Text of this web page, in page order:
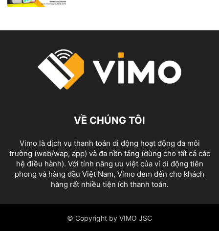
VỀ CHÚNG TÔI
Vimo là dịch vụ thanh toán di động hoạt động đa môi
trường (web/wap, app) và đa nền tảng (dùng cho tất cả các
hệ điều hành). Với tính năng ưu việt của ví di động tiên
phong và hàng đầu Việt Nam, Vimo đem đến cho khách
hàng rất nhiều tiện ích thanh toán.
© Copyright by VIMO JSC